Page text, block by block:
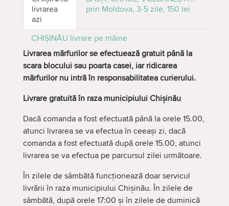
livrarea
azi
prin Moldova, 3-5 zile, 150 lei
CHIȘINĂU livrare pe mâine
Livrarea mărfurilor se efectuează gratuit până la
scara blocului sau poarta casei, iar ridicarea
mărfurilor nu intră în responsabilitatea curierului.
Livrare gratuită în raza municipiului Chișinău
Dacă comanda a fost efectuată până la orele 15.00,
atunci livrarea se va efectua în ceeași zi, dacă
comanda a fost efectuată după orele 15.00, atunci
livrarea se va efectua pe parcursul zilei următoare.
În zilele de sâmbătă funcționează doar servicul
livrării în raza municipiului Chișinău. În zilele de
sâmbătă, după orele 17:00 și în zilele de duminică